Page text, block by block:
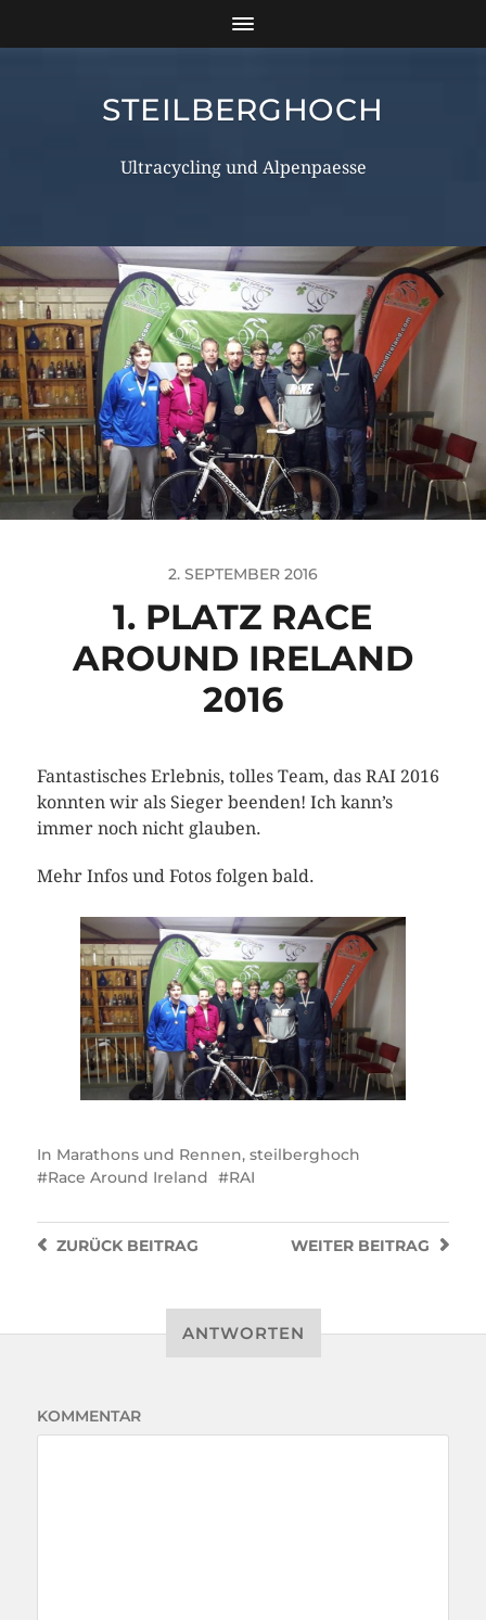
STEILBERGHOCH
Ultracycling und Alpenpaesse
2. SEPTEMBER 2016
1. PLATZ RACE
AROUND IRELAND
2016
Fantastisches Erlebnis, tolles Team, das RAI 2016
konnten wir als Sieger beenden! Ich kann’s
immer noch nicht glauben.
Mehr Infos und Fotos folgen bald.
In Marathons und Rennen, steilberghoch
Race Around Ireland
RAI
WEITER BEITRAG
ZURÜCKBEITRAG
ANTWORTEN
KOMMENTAR